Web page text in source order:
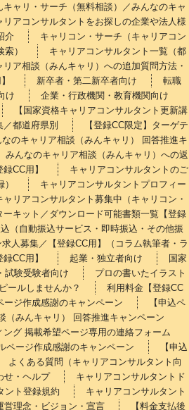
キャリ・サーチ（無料相談）／みんなのキャ
リアコンサルタントをお探しの企業や法人様
介
キャリコン・サーチ（キャリアコン
）
キャリアコンサルタント一覧（都
ア相談（みんキャリ）への追加質問方法・
新卒者・第二新卒者向け
転職
け
企業・行政機関・教育機関向け
【国家資格キャリアコンサルタント更新講
都道府県別
【登録CC限定】ターゲテ
なのキャリア相談（みんキャリ） 回答推進キ
みんなのキャリア相談（みんキャリ）への返
CC用】
キャリアコンサルタントのご
キャリアコンサルタントプロフィー
ャリアコンサルタント募集中（キャリコン・
ーキット／ダウンロード可能書類一覧【登録
（自動振込サービス・即時振込・その他振
人募集／【登録CC用】（コラム執筆者・ラ
CC用】 起業・独立者向け
国家
試験受験者向け
プロの書いたイラスト
ールしませんか？
利用料金【登録CC
ージ作成感謝のキャンペーン
【申込ペ
（みんキャリ） 回答推進キャンペーン
ング 掲載希望ページ専用の連絡フォーム
ページ作成感謝のキャンペーン
【申込
よくある質問（キャリアコンサルタント向
せ・ヘルプ
キャリアコンサルタントド
ント登録規約
キャリアコンサルタント
営理念・ビジョン・宣言 【料金支払後